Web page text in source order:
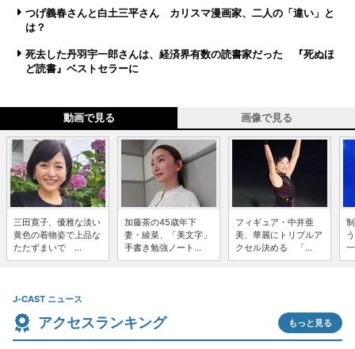
つげ義春さんと白土三平さん カリスマ漫画家、二人の「違い」と
は？
死去した丹羽宇一郎さんは、経済界有数の読書家だった 『死ぬほ
ど読書』ベストセラーに
動画で見る 画像で見る
三田寛子、優雅な淡い
黄色の着物姿で上品な
たたずまいで ...
加藤茶の45歳年下
妻・綾菜、「美文字」
手書き勉強ノート...
フィギュア・中井亜
美、華麗にトリプルア
クセル決める 「...
J-CAST ニュース
アクセスランキング もっと見る